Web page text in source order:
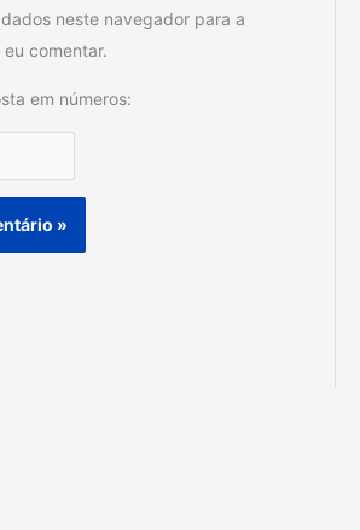
neste navegador para a
comentar.
em números: